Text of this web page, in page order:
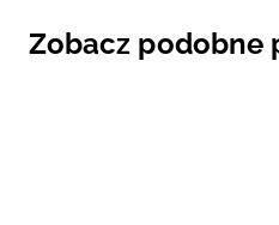
Zobacz podobne